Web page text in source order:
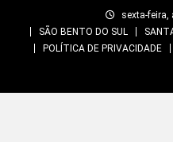
sexta-feira,
SÃO BENTO DO SUL
POLÍTICA DE PRIVACIDADE